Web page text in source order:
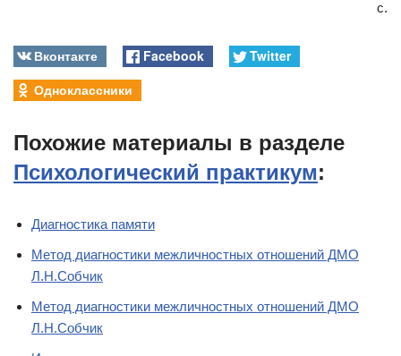
с.
Вконтакте Facebook
Twitter
Одноклассники
Похожие материалы в разделе
Психологический практикум:
Диагностика памяти
Метод диагностики межличностных отношений ДМО
Л.Н.Собчик
Метод диагностики межличностных отношений ДМО
Л.Н.Собчик